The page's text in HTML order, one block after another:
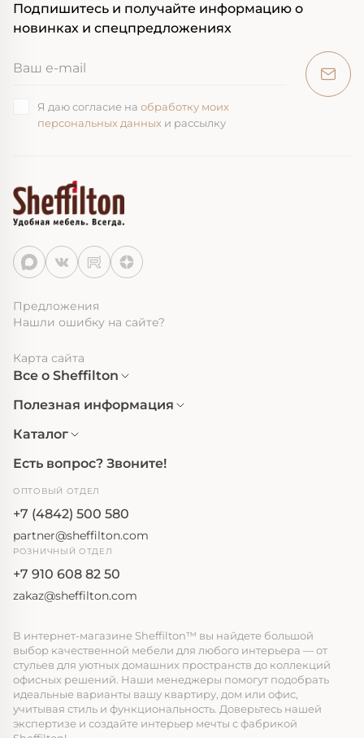
Подпишитесь и получайте информацию о
новинках и спецпредложениях
Я даю согласие на обработку моих
персональных данных и рассылку
Предложения
Нашли ошибку на сайте?
Карта сайта
Все о Sheffilton
Полезная информация
Каталог
Есть вопрос? Звоните!
ОПТОВЫЙ ОТДЕЛ
+7 (4842) 500 580
partner@sheffilton.com
РОЗНИЧНЫЙ ОТДЕЛ
+7 910 608 82 50
zakaz@sheffilton.com
В интернет-магазине Sheffilton™ вы найдете большой
выбор качественной мебели для любого интерьера — от
стульев для уютных домашних пространств до коллекций
офисных решений. Наши менеджеры помогут подобрать
идеальные варианты вашу квартиру, дом или офис,
учитывая стиль и функциональность. Доверьтесь нашей
экспертизе и создайте интерьер мечты с фабрикой